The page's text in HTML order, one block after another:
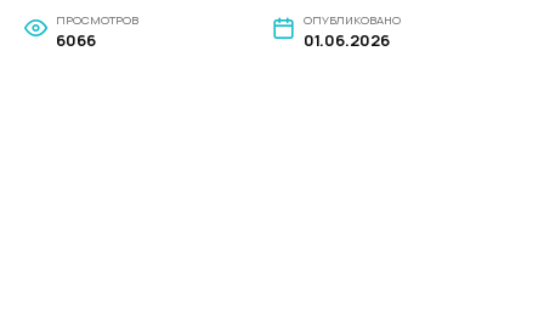
ПРОСМОТРОВ
6066
ОПУБЛИКОВАНО
01.06.2026